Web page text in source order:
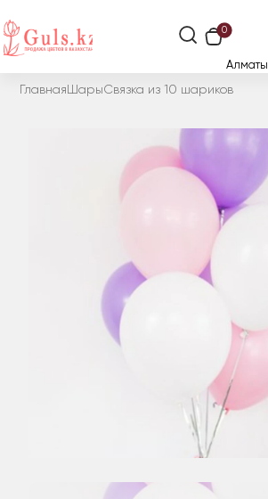
0
Алматы
Главная ШарыСвязка из 10 шариков